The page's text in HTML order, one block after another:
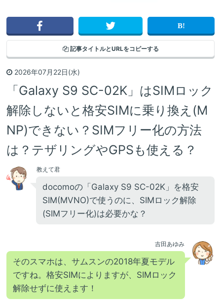
記事タイトルとURLをコピーする
2026年07月22日(水)
「Galaxy S9 SC-02K」はSIMロック
解除しないと格安SIMに乗り換え(M
NP)できない？SIMフリー化の方法
は？テザリングやGPSも使える？
教えて君
docomoの「Galaxy S9 SC-02K」を格安
SIM(MVNO)で使うのに、SIMロック解除
(SIMフリー化)は必要かな？
吉田あゆみ
そのスマホは、サムスンの2018年夏モデル
ですね。格安SIMによりますが、SIMロック
解除せずに使えます！